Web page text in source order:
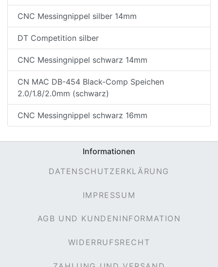
CNC Messingnippel silber 14mm
DT Competition silber
CNC Messingnippel schwarz 14mm
CN MAC DB-454 Black-Comp Speichen
2.0/1.8/2.0mm (schwarz)
CNC Messingnippel schwarz 16mm
Informationen
DATENSCHUTZERKLÄRUNG
IMPRESSUM
AGB UND KUNDENINFORMATION
WIDERRUFSRECHT